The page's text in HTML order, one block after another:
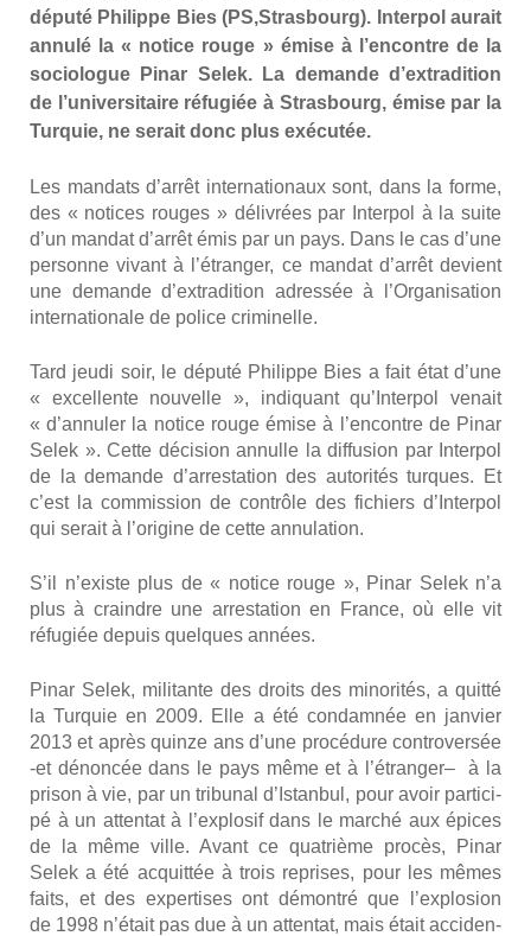
dépu­té Phi­lippe Bies (PS,Strasbourg). Inter­pol aurait
annu­lé la « notice rouge » émise à l’en­contre de la
socio­logue Pinar Selek. La demande d’ex­tra­di­tion
de l’u­ni­ver­si­taire réfu­giée à Stras­bourg, émise par la
Tur­quie, ne serait donc plus exé­cu­tée.
Les man­dats d’ar­rêt inter­na­tio­naux sont, dans la forme,
des « notices rouges » déli­vrées par Inter­pol à la suite
d’un man­dat d’ar­rêt émis par un pays. Dans le cas d’une
per­sonne vivant à l’é­tran­ger, ce man­dat d’ar­rêt devient
une demande d’ex­tra­di­tion adres­sée à l’Or­ga­ni­sa­tion
inter­na­tio­nale de police cri­mi­nelle.
Tard jeu­di soir, le dépu­té Phi­lippe Bies a fait état d’une
« excel­lente nou­velle », indi­quant qu’In­ter­pol venait
« d’an­nu­ler la notice rouge émise à l’en­contre de Pinar
Selek ». Cette déci­sion annulle la dif­fu­sion par Inter­pol
de la demande d’ar­res­ta­tion des auto­ri­tés turques. Et
c’est la com­mis­sion de contrôle des fichiers d’In­ter­pol
qui serait à l’o­ri­gine de cette annu­la­tion.
S’il n’existe plus de « notice rouge », Pinar Selek n’a
plus à craindre une arres­ta­tion en France, où elle vit
réfu­giée depuis quelques années.
Pinar Selek, mili­tante des droits des mino­ri­tés, a quit­té
la Tur­quie en 2009. Elle a été condam­née en jan­vier
2013 et après quinze ans d’une pro­cé­dure contro­ver­sée
‑et dénon­cée dans le pays même et à l’é­tran­ger– à la
pri­son à vie, par un tri­bu­nal d’Is­tan­bul, pour avoir par­ti­ci­
pé à un atten­tat à l’explosif dans le mar­ché aux épices
de la même ville. Avant ce qua­trième pro­cès, Pinar
Selek a été acquit­tée à trois reprises, pour les mêmes
faits, et des exper­tises ont démon­tré que l’ex­plo­sion
de 1998 n’é­tait pas due à un atten­tat, mais était acci­den­